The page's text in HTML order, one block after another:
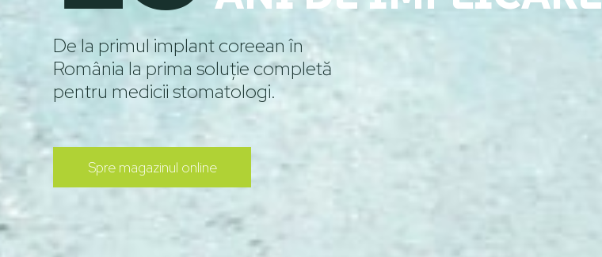
De la primul implant coreean în
România la prima soluție completă
pentru medicii stomatologi​.
Spre magazinul online